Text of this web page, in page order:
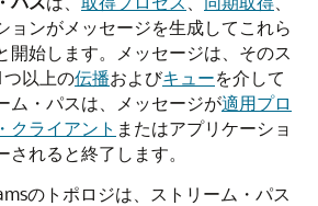
ョンがメッセージを生成してこれら
開始します。メッセージは、そのス
つ以上の伝播およびキューを介して
ム・パスは、メッセージが適用プロ
クライアント またはアプリケーショ
れると終了します。
のトポロジは、ストリーム・パス